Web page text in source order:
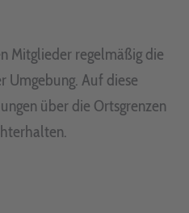
Mitglieder regelmäßig die
Umgebung. Auf diese
über die Ortsgrenzen